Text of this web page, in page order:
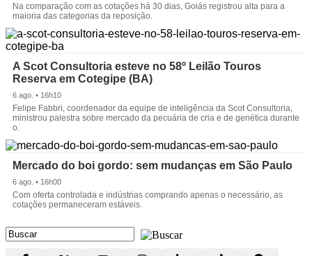
Na comparação com as cotações há 30 dias, Goiás registrou alta para a
maioria das categorias da reposição.
A Scot Consultoria esteve no 58º Leilão Touros
Reserva em Cotegipe (BA)
6 ago. • 16h10
Felipe Fabbri, coordenador da equipe de inteligência da Scot Consultoria,
ministrou palestra sobre mercado da pecuária de cria e de genética durante
o.
Mercado do boi gordo: sem mudanças em São Paulo
6 ago. • 16h00
Com oferta controlada e indústrias comprando apenas o necessário, as
cotações permaneceram estáveis.